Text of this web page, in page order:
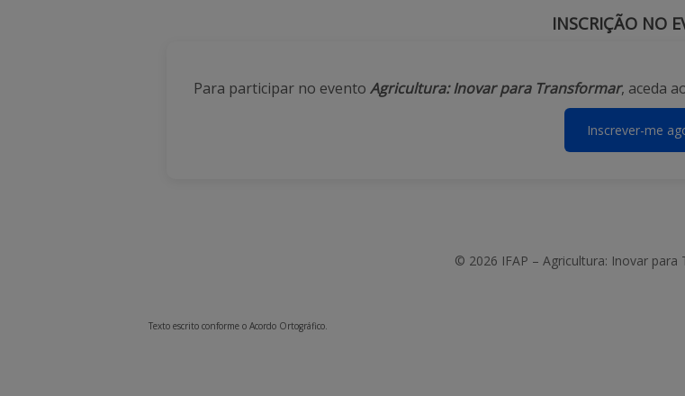
INSCRIÇÃO NO
Para participar no evento Agricultura: Inovar para Transformar, aceda
Inscrever-me
© 2026 IFAP – Agricultura: Inovar para
Texto escrito conforme o Acordo Ortográfico.